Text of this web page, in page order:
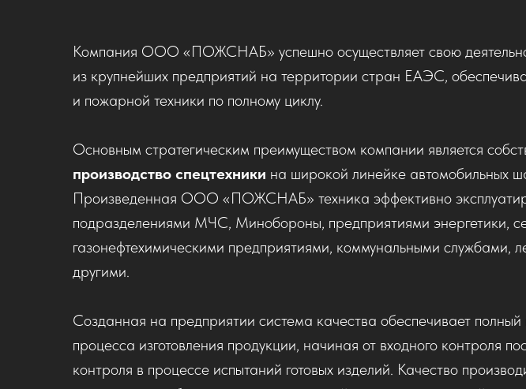
Компания ООО «ПОЖСНАБ» успешно осуществляет свою
из крупнейших предприятий на территории стран ЕАЭС,
и пожарной техники по полному циклу.
Основным стратегическим преимуществом компании является
производство спецтехники на широкой линейке
Произведенная ООО «ПОЖСНАБ» техника эффективно
подразделениями МЧС, Минобороны, предприятиями энергетики,
газонефтехимическими предприятиями, коммунальными службами,
другими.
Созданная на предприятии система качества обеспечивает полный
процесса изготовления продукции, начиная от входного контроля
контроля в процессе испытаний готовых изделий. Качество